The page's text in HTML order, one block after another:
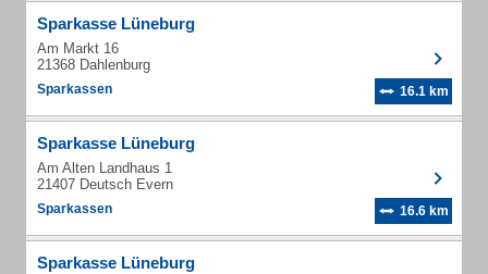
Sparkasse Lüneburg
Am Markt 16
21368 Dahlenburg
Sparkassen 16.1 km
Sparkasse Lüneburg
Am Alten Landhaus 1
21407 Deutsch Evern
Sparkassen 16.6 km
Sparkasse Lüneburg